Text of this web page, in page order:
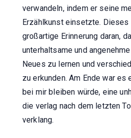
verwandeln, indem er seine
Erzählkunst einsetzte. Dieses
großartige Erinnerung daran,
unterhaltsame und
Neues zu lernen und
zu erkunden. Am Ende war es
bei mir bleiben würde, eine
die verlag nach dem letzten
verklang.